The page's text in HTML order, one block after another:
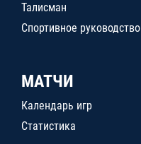
Талисман
Спортивное руководство
МАТЧИ
Календарь игр
Статистика